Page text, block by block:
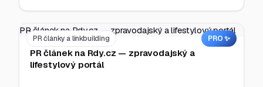
PR článek na Rdy.cz — zpravodajský a lifestylový portál
PR články a linkbuilding PRO ✨
PR článek na Rdy.cz — zpravodajský a
lifestylový portál